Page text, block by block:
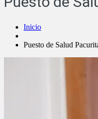
Inicio
Puesto de Salud